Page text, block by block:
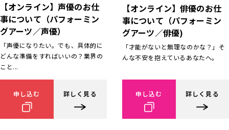
【オンライン】声優のお仕
事について（パフォーミン
グアーツ／声優）
「声優になりたい。でも、具体的に
どんな準備をすればいいの？業界の
こと...
申し込む 詳しく見る
【オンライン】俳優のお仕
事について（パフォーミン
グアーツ／俳優)
「才能がないと無理なのかな？」そ
んな不安を抱えているあなたへ。
申し込む 詳しく見る